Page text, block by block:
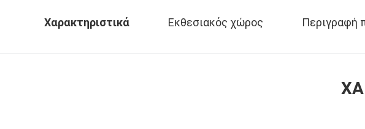
Χαρακτηριστικά Εκθεσιακός χώρος Περιγραφή